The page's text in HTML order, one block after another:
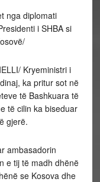
nga diplomati
i SHBA si
Kryeministri i
ka pritur sot në
të Bashkuara të
të cilin ka biseduar
gjerë.
ambasadorin
e tij të madh dhënë
se Kosova dhe